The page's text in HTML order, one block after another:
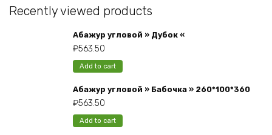
Recently viewed products
Абажур угловой » Дубок «
₽563.50
Add to cart
Абажур угловой » Бабочка » 260*100*360
₽563.50
Add to cart